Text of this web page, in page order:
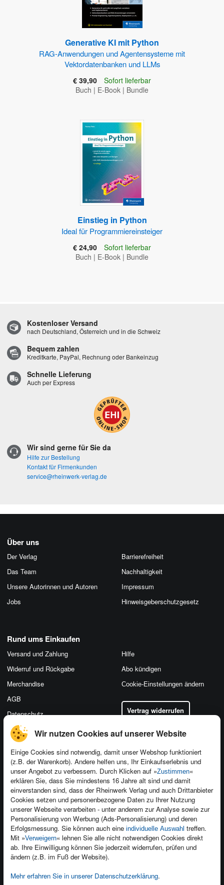
Wir nutzen Cookies auf unserer Website
Einige Cookies sind notwendig, damit unser Webshop funktioniert
(z.B. der Warenkorb). Andere helfen uns, Ihr Einkaufserlebnis und
unser Angebot zu verbessern. Durch Klicken auf »Zustimmen«
erklären Sie, dass Sie mindestens 16 Jahre alt sind und damit
einverstanden sind, dass der Rheinwerk Verlag und auch Drittanbieter
Cookies setzen und personenbezogene Daten zu Ihrer Nutzung
unserer Webseite verarbeiten - unter anderem zur Analyse sowie zur
Personalisierung von Werbung (Ads-Personalisierung) und deren
Erfolgsmessung. Sie können auch eine individuelle Auswahl treffen.
Mit »Verweigern« lehnen Sie alle nicht notwendigen Cookies direkt
ab. Ihre Einwilligung können Sie jederzeit widerrufen, prüfen und
ändern (z.B. im Fuß der Website).
Mehr erfahren Sie in unserer Datenschutzerklärung.
Generative KI mit Python
RAG-Anwendungen und Agentensysteme mit
Vektordatenbanken und LLMs
€ 39,90
Sofort lieferbar
Buch | E-Book | Bundle
Einstieg in Python
Ideal für Programmiereinsteiger
€ 24,90
Sofort lieferbar
Buch | E-Book | Bundle
Kostenloser Versand
nach Deutschland, Österreich und in die Schweiz
Bequem zahlen
Kreditkarte, PayPal, Rechnung oder Bankeinzug
Schnelle Lieferung
Auch per Express
Wir sind gerne für Sie da
Hilfe zur Bestellung
Kontakt für Firmenkunden
service@rheinwerk-verlag.de
Über uns
Der Verlag
Das Team
Unsere Autorinnen und Autoren
Jobs
Barrierefreiheit
Nachhaltigkeit
Impressum
Hinweis­geber­schutz­gesetz
Kontakt
Newsletter
Für Unternehmen
Presseservice
Dozentenservice
Produktfeedback
Foreign Rights
Ein Buch schreiben
Rund ums Einkaufen
Versand und Zahlung
Widerruf und Rückgabe
Merchandise
AGB
Datenschutz
Hilfe
Abo kündigen
Cookie-Einstellungen ändern
Vertrag widerrufen
Kundenservice